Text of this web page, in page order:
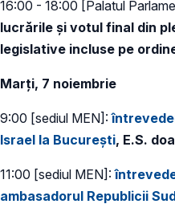
16:00 - 18:00 [Palatul
lucrările și votul final din
legislative incluse pe
Marți, 7 noiembrie
9:00 [sediul MEN]:
Israel la București, E.S.
11:00 [sediul MEN]:
ambasadorul Republicii